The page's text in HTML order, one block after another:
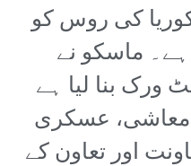
کی روس کو
ماسکو نے
ورک بنا لیا ہے
معاشی، عسکری
اور تعاون کے